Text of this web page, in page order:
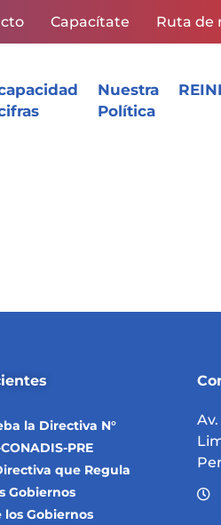
Capacítate Ruta de
Nuestra
Política
la Directiva N°
PRE
que Regula
Gobiernos
los Gobiernos